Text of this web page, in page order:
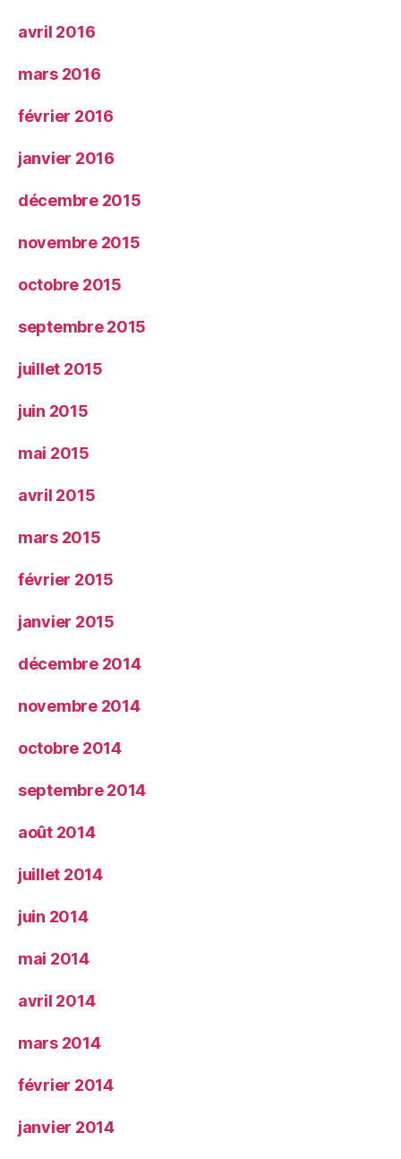
avril 2016
mars 2016
février 2016
janvier 2016
décembre 2015
novembre 2015
octobre 2015
septembre 2015
juillet 2015
juin 2015
mai 2015
avril 2015
mars 2015
février 2015
janvier 2015
décembre 2014
novembre 2014
octobre 2014
septembre 2014
août 2014
juillet 2014
juin 2014
mai 2014
avril 2014
mars 2014
février 2014
janvier 2014